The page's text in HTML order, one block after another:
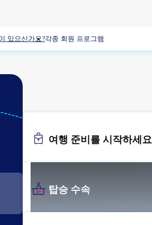
있으신가요?각종 회원 프로그램
여행 준비를 시작하세요
탑승 수속